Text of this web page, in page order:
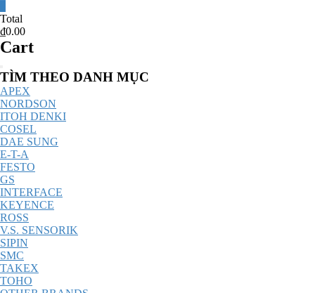
Total
₫0.00
Cart
Catalog
Menu
TÌM THEO DANH MỤC
APEX
NORDSON
ITOH DENKI
COSEL
DAE SUNG
E-T-A
FESTO
GS
INTERFACE
KEYENCE
ROSS
V.S. SENSORIK
SIPIN
SMC
TAKEX
TOHO